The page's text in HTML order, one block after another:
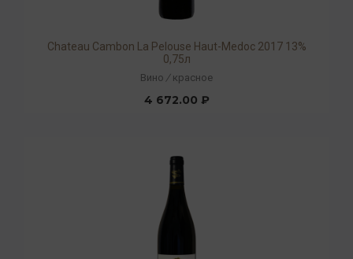
Chateau Cambon La Pelouse Haut-Medoc 2017 13%
0,75л
Вино / красное
4 672.00 ₽